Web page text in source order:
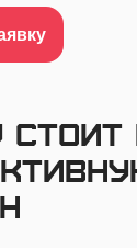
стоит